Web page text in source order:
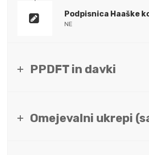
Podpisnica Haaške
NE
PPDFT in davki
Omejevalni ukrepi